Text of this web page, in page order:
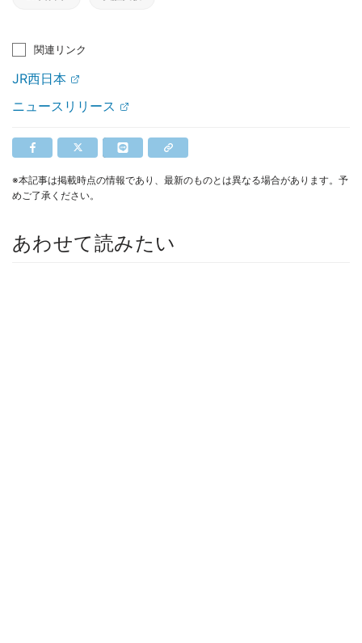
関連リンク
JR西日本
ニュースリリース
※本記事は掲載時点の情報であり、最新のものとは異なる場合があります。予
めご了承ください。
あわせて読みたい